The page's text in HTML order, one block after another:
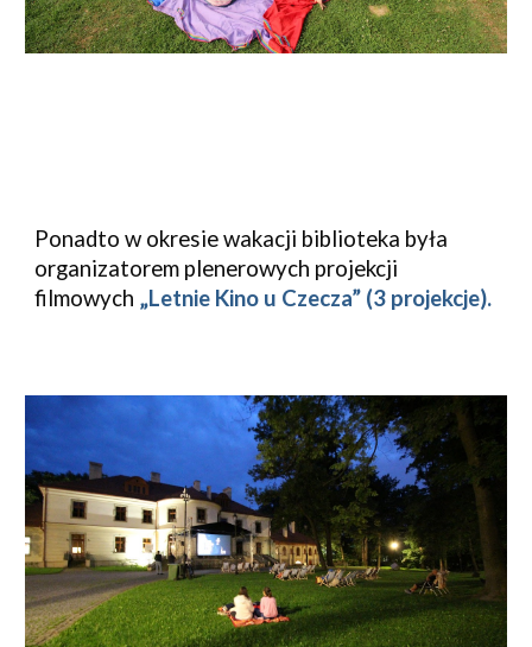
Ponadto w okresie wakacji biblioteka była
organizatorem plenerowych projekcji
filmowych „Letnie Kino u Czecza” (3 projekcje).